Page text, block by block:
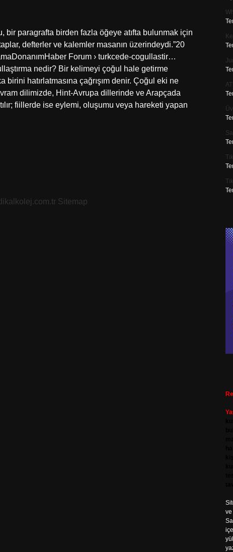
bir paragrafta birden fazla öğeye atıfta bulunmak için
defterler ve kalemler masanın üzerindeydi.”20
Forum › turkcede-cogullastir…
nedir? Bir kelimeyi çoğul hale getirme
hatırlatmasına çağrışım denir. Çoğul eki ne
dilimizde, Hint-Avrupa dillerinde ve Arapçada
fiillerde ise eylemi, oluşumu veya hareketi yapan
Sitemap
ve